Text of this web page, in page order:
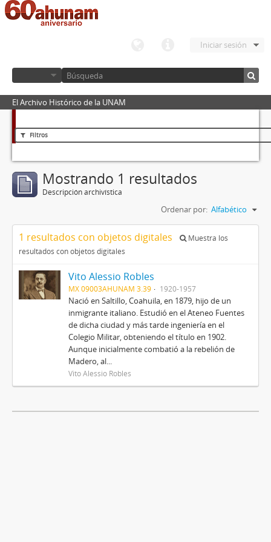
Iniciar sesión
El Archivo Histórico de la UNAM
Filtros
Mostrando 1 resultados
Descripción archivística
Ordenar por: Alfabético
1 resultados con objetos digitales
Muestra los
resultados con objetos digitales
Vito Alessio Robles
MX 09003AHUNAM 3.39 1920-1957
Nació en Saltillo, Coahuila, en 1879, hijo de un
inmigrante italiano. Estudió en el Ateneo Fuentes
de dicha ciudad y más tarde ingeniería en el
Colegio Militar, obteniendo el título en 1902.
Aunque inicialmente combatió a la rebelión de
Madero, al...
Vito Alessio Robles